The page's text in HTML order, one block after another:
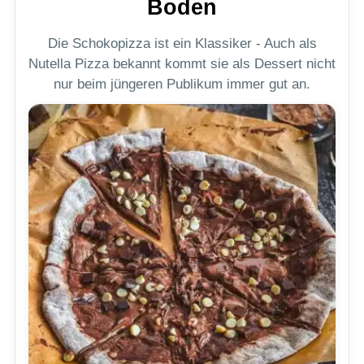
Boden
Die Schokopizza ist ein Klassiker - Auch als
Nutella Pizza bekannt kommt sie als Dessert nicht
nur beim jüngeren Publikum immer gut an.